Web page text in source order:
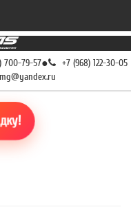
700-79-57● +7 (968) 122-30-05